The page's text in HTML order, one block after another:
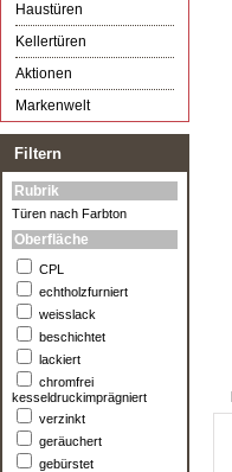
Haustüren
Kellertüren
Aktionen
Markenwelt
Filtern
Rubrik
Türen nach Farbton
Oberfläche
CPL
echtholzfurniert
weisslack
beschichtet
lackiert
chromfrei
kesseldruckimprägniert
verzinkt
geräuchert
gebürstet